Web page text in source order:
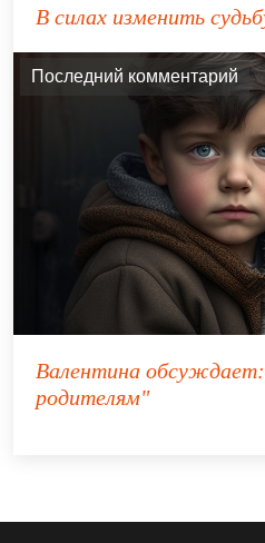
В силах изменить
Последний комментарий
Валентина обсуждает:
родителям"